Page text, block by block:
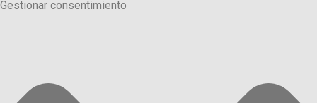
Gestionar consentimiento